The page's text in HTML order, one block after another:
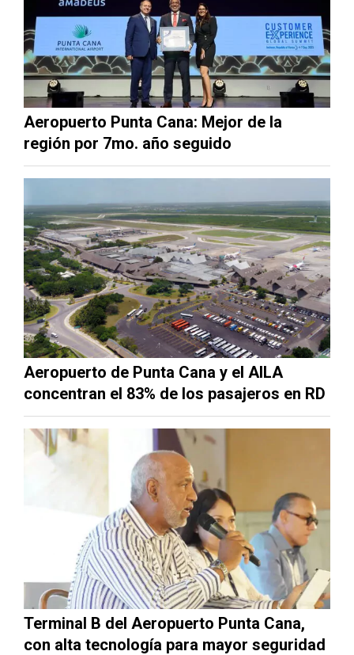
Aeropuerto Punta Cana: Mejor de la
región por 7mo. año seguido
Aeropuerto de Punta Cana y el AILA
concentran el 83% de los pasajeros en RD
Terminal B del Aeropuerto Punta Cana,
con alta tecnología para mayor seguridad